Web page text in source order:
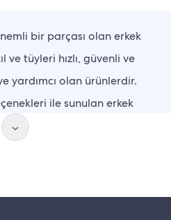
bir parçası olan erkek
ve tüyleri hızlı, güvenli ve
yardımcı olan ürünlerdir.
ile sunulan erkek
ve sakalına bakmak için